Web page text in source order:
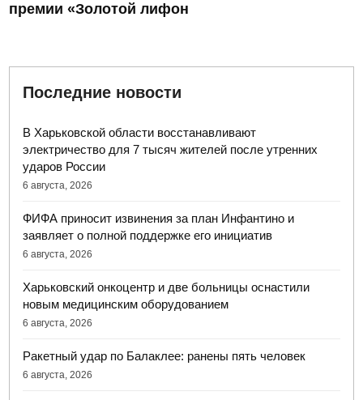
премии «Золотой лифон
Последние новости
В Харьковской области восстанавливают
электричество для 7 тысяч жителей после утренних
ударов России
6 августа, 2026
ФИФА приносит извинения за план Инфантино и
заявляет о полной поддержке его инициатив
6 августа, 2026
Харьковский онкоцентр и две больницы оснастили
новым медицинским оборудованием
6 августа, 2026
Ракетный удар по Балаклее: ранены пять человек
6 августа, 2026